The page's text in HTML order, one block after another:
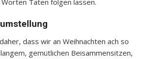
Taten folgen lassen.
dass wir an Weihnachten ach so
gemütlichen Beisammensitzen,